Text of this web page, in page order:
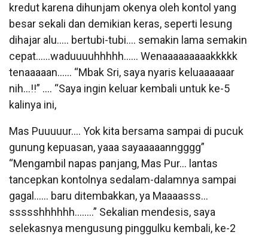
kredut karena dihunjam okenya oleh kontol yang
besar sekali dan demikian keras, seperti lesung
dihajar alu….. bertubi-tubi…. semakin lama semakin
cepat……waduuuuhhhhh…… Wenaaaaaaaaakkkkk
tenaaaaan…… “Mbak Sri, saya nyaris keluaaaaaar
nih…!!” …. “Saya ingin keluar kembali untuk ke-5
kalinya ini,
Mas Puuuuur…. Yok kita bersama sampai di pucuk
gunung kepuasan, yaaa sayaaaaanngggg”
“Mengambil napas panjang, Mas Pur… lantas
tancepkan kontolnya sedalam-dalamnya sampai
gagal…… baru ditembakkan, ya Maaaasss…
ssssshhhhhh……..” Sekalian mendesis, saya
selekasnya mengusung pinggulku kembali, ke-2